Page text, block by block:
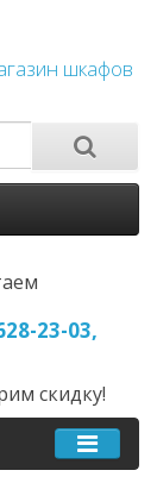
23-03,
скидку!